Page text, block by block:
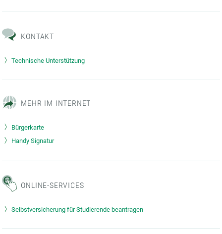
KONTAKT
Technische Unterstützung
MEHR IM INTERNET
Bürgerkarte
Handy Signatur
ONLINE-SERVICES
Selbstversicherung für Studierende beantragen